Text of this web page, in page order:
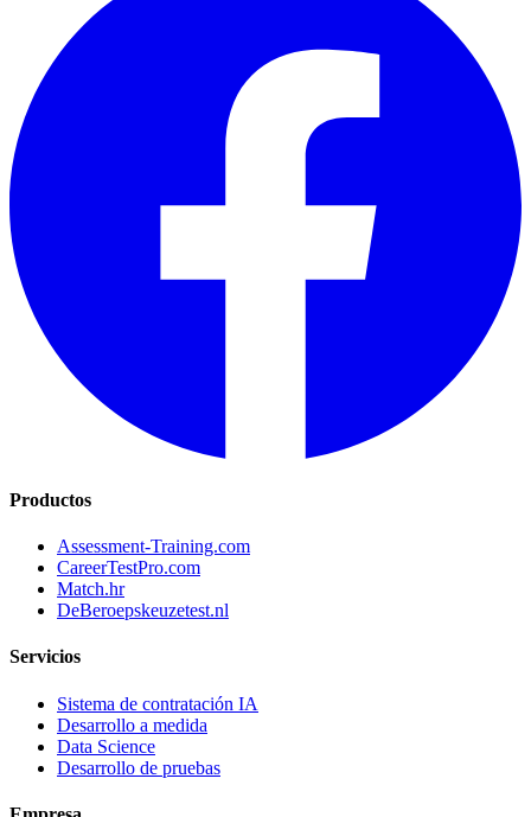
Productos
Assessment-Training.com
CareerTestPro.com
Match.hr
DeBeroepskeuzetest.nl
Servicios
Sistema de contratación IA
Desarrollo a medida
Data Science
Desarrollo de pruebas